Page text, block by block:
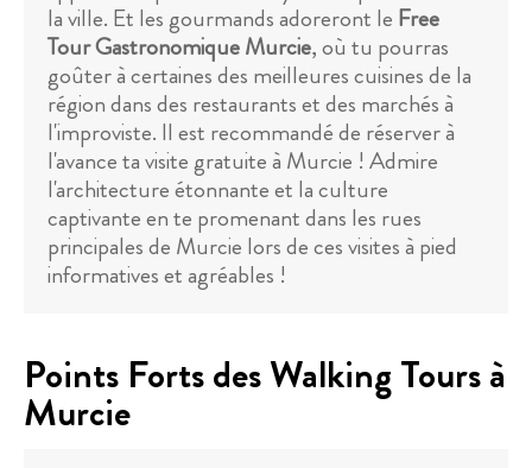
la ville. Et les gourmands adoreront le Free
Tour Gastronomique Murcie, où tu pourras
goûter à certaines des meilleures cuisines de la
région dans des restaurants et des marchés à
l'improviste. Il est recommandé de réserver à
l'avance ta visite gratuite à Murcie ! Admire
l'architecture étonnante et la culture
captivante en te promenant dans les rues
principales de Murcie lors de ces visites à pied
informatives et agréables !
Points Forts des Walking Tours à
Murcie